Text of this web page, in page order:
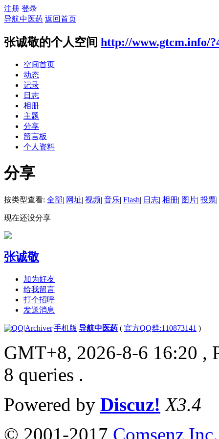
注册 登录
导航中医药 返回首页
张诚敬的个人空间 http://www.gtcm.info/
空间首页
动态
记录
日志
相册
主题
分享
留言板
个人资料
分享
按类型查看: 全部| 网址| 视频| 音乐| Flash| 日志| 相册| 图片| 投票|
现在还没分享
张诚敬
加为好友
给我留言
打个招呼
发送消息
|Archiver|手机版|导航中医药 ( 官方QQ群:110873141 )
GMT+8, 2026-8-6 16:20 ,
8 queries .
Powered by Discuz! X3.4
© 2001-2017 Comsenz Inc.